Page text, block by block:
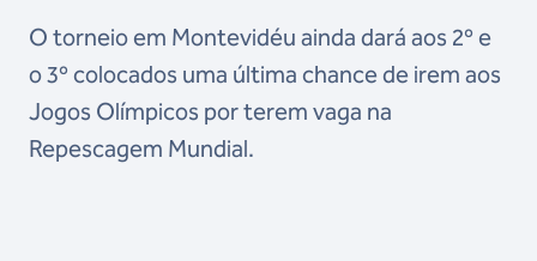
O torneio em Montevidéu ainda dará aos 2º e
o 3º colocados uma última chance de irem aos
Jogos Olímpicos por terem vaga na
Repescagem Mundial.